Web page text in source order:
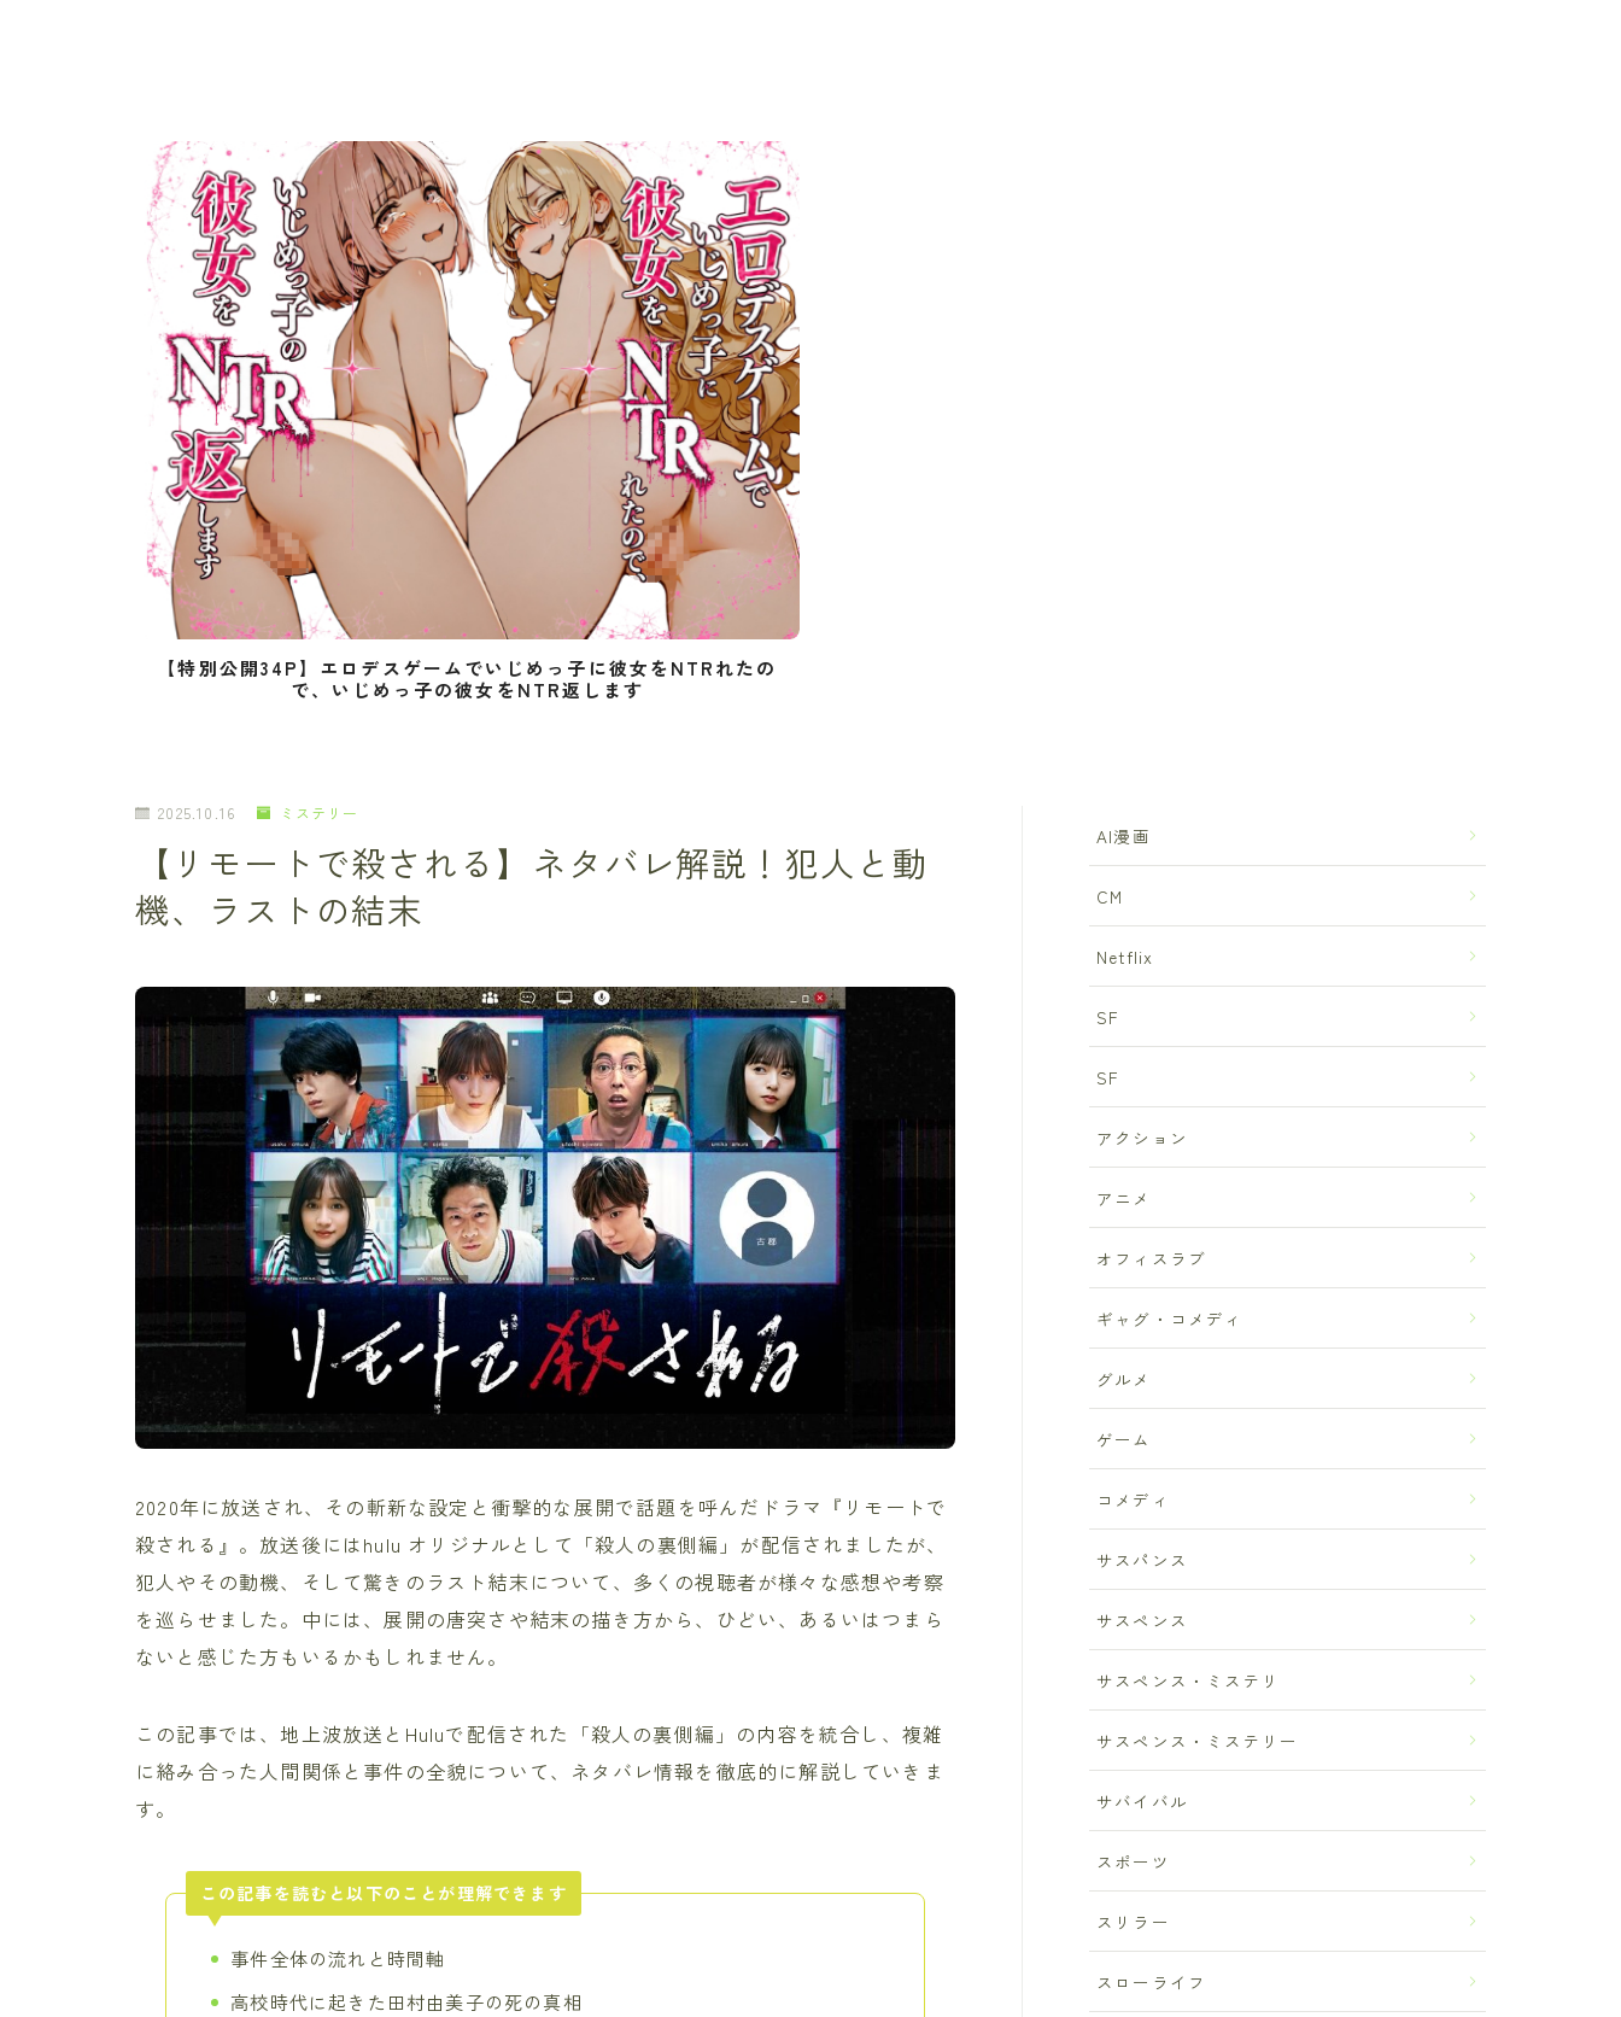
【特別公開34P】エロデスゲームでいじめっ子に彼女をNTRれたの
で、いじめっ子の彼女をNTR返します
2025.10.16 ミステリー
【リモートで殺される】ネタバレ解説！犯人と動
機、ラストの結末
2020年に放送され、その斬新な設定と衝撃的な展開で話題を呼んだドラマ『リモートで
殺される』。放送後にはhulu オリジナルとして「殺人の裏側編」が配信されましたが、
犯人やその動機、そして驚きのラスト結末について、多くの視聴者が様々な感想や考察
を巡らせました。中には、展開の唐突さや結末の描き方から、ひどい、あるいはつまら
ないと感じた方もいるかもしれません。
この記事では、地上波放送とHuluで配信された「殺人の裏側編」の内容を統合し、複雑
に絡み合った人間関係と事件の全貌について、ネタバレ情報を徹底的に解説していきま
す。
この記事を読むと以下のことが理解できます
事件全体の流れと時間軸
高校時代に起きた田村由美子の死の真相
AI漫画
CM
Netflix
SF
SF
アクション
アニメ
オフィスラブ
ギャグ・コメディ
グルメ
ゲーム
コメディ
サスパンス
サスペンス
サスペンス・ミステリ
サスペンス・ミステリー
サバイバル
スポーツ
スリラー
スローライフ